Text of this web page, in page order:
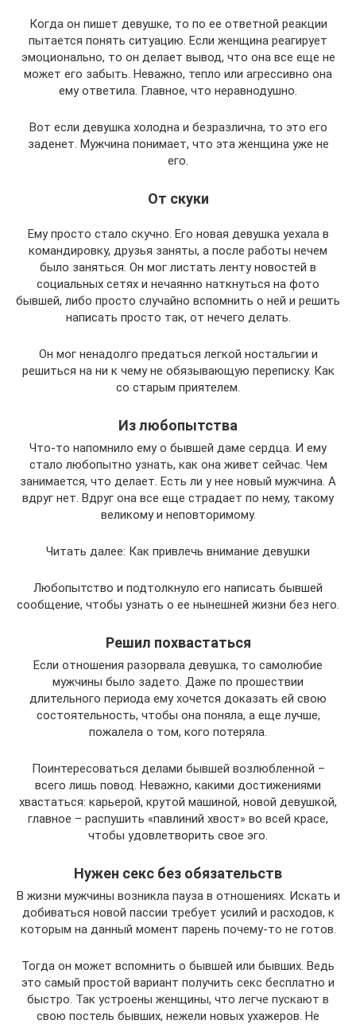
Когда он пишет девушке, то по ее ответной реакции
пытается понять ситуацию. Если женщина реагирует
эмоционально, то он делает вывод, что она все еще не
может его забыть. Неважно, тепло или агрессивно она
ему ответила. Главное, что неравнодушно.
Вот если девушка холодна и безразлична, то это его
заденет. Мужчина понимает, что эта женщина уже не
его.
От скуки
Ему просто стало скучно. Его новая девушка уехала в
командировку, друзья заняты, а после работы нечем
было заняться. Он мог листать ленту новостей в
социальных сетях и нечаянно наткнуться на фото
бывшей, либо просто случайно вспомнить о ней и решить
написать просто так, от нечего делать.
Он мог ненадолго предаться легкой ностальгии и
решиться на ни к чему не обязывающую переписку. Как
со старым приятелем.
Из любопытства
Что-то напомнило ему о бывшей даме сердца. И ему
стало любопытно узнать, как она живет сейчас. Чем
занимается, что делает. Есть ли у нее новый мужчина. А
вдруг нет. Вдруг она все еще страдает по нему, такому
великому и неповторимому.
Читать далее: Как привлечь внимание девушки
Любопытство и подтолкнуло его написать бывшей
сообщение, чтобы узнать о ее нынешней жизни без него.
Решил похвастаться
Если отношения разорвала девушка, то самолюбие
мужчины было задето. Даже по прошествии
длительного периода ему хочется доказать ей свою
состоятельность, чтобы она поняла, а еще лучше,
пожалела о том, кого потеряла.
Поинтересоваться делами бывшей возлюбленной –
всего лишь повод. Неважно, какими достижениями
хвастаться: карьерой, крутой машиной, новой девушкой,
главное – распушить «павлиний хвост» во всей красе,
чтобы удовлетворить свое эго.
Нужен секс без обязательств
В жизни мужчины возникла пауза в отношениях. Искать и
добиваться новой пассии требует усилий и расходов, к
которым на данный момент парень почему-то не готов.
Тогда он может вспомнить о бывшей или бывших. Ведь
это самый простой вариант получить секс бесплатно и
быстро. Так устроены женщины, что легче пускают в
свою постель бывших, нежели новых ухажеров. Не